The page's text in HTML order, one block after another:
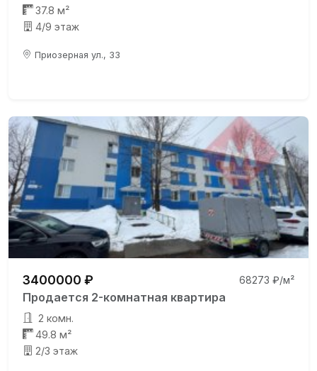
37.8 м²
4/9 этаж
Приозерная ул., 33
3400000 ₽ 68273 ₽/м²
Продается 2-комнатная квартира
2 комн.
49.8 м²
2/3 этаж